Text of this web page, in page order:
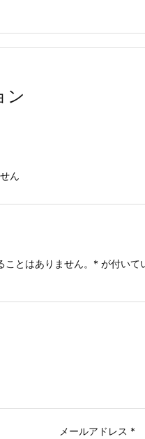
ン
ん
とはありません。 * が付いて
メールアドレス *